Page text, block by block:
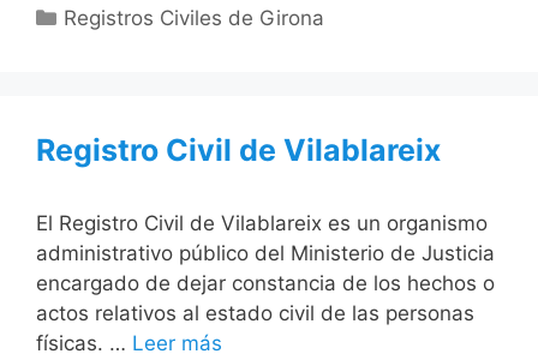
Categorías
Registros Civiles de Girona
Registro Civil de Vilablareix
El Registro Civil de Vilablareix es un organismo
administrativo público del Ministerio de Justicia
encargado de dejar constancia de los hechos o
actos relativos al estado civil de las personas
físicas. … Leer más